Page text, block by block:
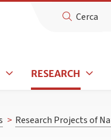
Cerca
RESEARCH
> Research Projects of